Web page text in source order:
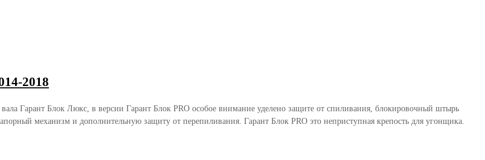
2018
вала Гарант Блок Люкс, в версии Гарант Блок PRO особое внимание уделено защите от спиливания, блокировочный штырь
механизм и дополнительную защиту от перепиливания. Гарант Блок PRO это неприступная крепость для угонщика.